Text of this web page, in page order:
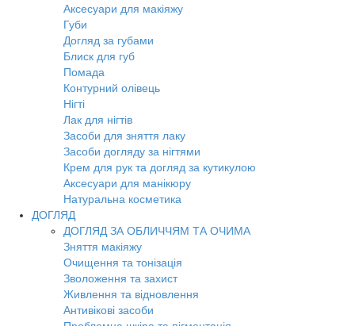
Аксесуари для макіяжу
Губи
Догляд за губами
Блиск для губ
Помада
Контурний олівець
Нігті
Лак для нігтів
Засоби для зняття лаку
Засоби догляду за нігтями
Крем для рук та догляд за кутикулою
Аксесуари для манікюру
Натуральна косметика
ДОГЛЯД
ДОГЛЯД ЗА ОБЛИЧЧЯМ ТА ОЧИМА
Зняття макіяжу
Очищення та тонізація
Зволоження та захист
Живлення та відновлення
Антивікові засоби